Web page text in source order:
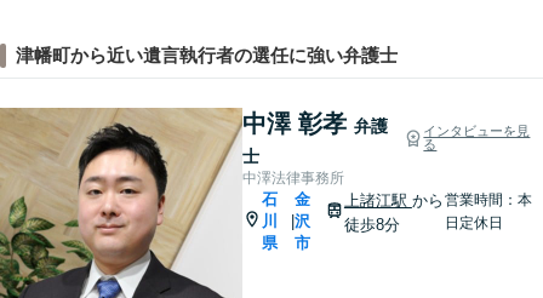
津幡町から近い遺言執行者の選任に強い弁護士
中澤 彰孝 弁護
士
インタビューを見
る
中澤法律事務所
石
川
県
|
金
沢
市
上諸江駅 から
徒歩8分
営業時間：本
日定休日